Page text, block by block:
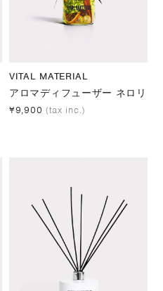
VITAL MATERIAL
アロマディフューザー ネロリ
¥9,900 (tax inc.)